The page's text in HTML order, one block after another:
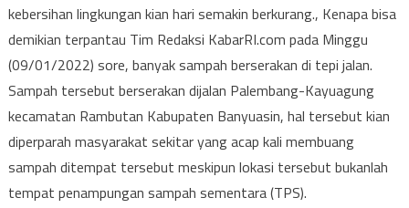
kebersihan lingkungan kian hari semakin berkurang., Kenapa bisa
demikian terpantau Tim Redaksi KabarRI.com pada Minggu
(09/01/2022) sore, banyak sampah berserakan di tepi jalan.
Sampah tersebut berserakan dijalan Palembang-Kayuagung
kecamatan Rambutan Kabupaten Banyuasin, hal tersebut kian
diperparah masyarakat sekitar yang acap kali membuang
sampah ditempat tersebut meskipun lokasi tersebut bukanlah
tempat penampungan sampah sementara (TPS).